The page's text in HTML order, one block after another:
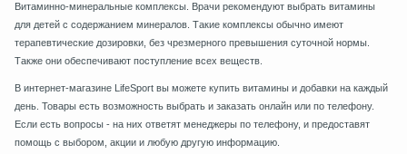
Витаминно-минеральные комплексы. Врачи рекомендуют выбрать витамины
для детей с содержанием минералов. Такие комплексы обычно имеют
терапевтические дозировки, без чрезмерного превышения суточной нормы.
Также они обеспечивают поступление всех веществ.
В интернет-магазине LifeSport вы можете купить витамины и добавки на каждый
день. Товары есть возможность выбрать и заказать онлайн или по телефону.
Если есть вопросы - на них ответят менеджеры по телефону, и предоставят
помощь с выбором, акции и любую другую информацию.